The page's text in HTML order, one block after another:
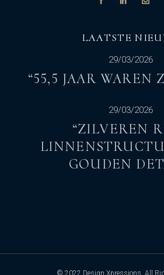
LAATSTE
29/03/2026
“55,5 JAAR WAREN
29/03/2026
“ZILVEREN
GOUDEN
© 2022 Design Xpressions , All